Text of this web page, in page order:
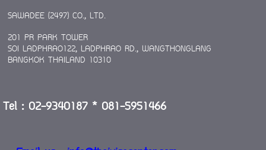
SAWADEE (2497) CO., LTD.
201 PR PARK TOWER
SOI LADPHRAO122, LADPHRAO RD., WANGTHONGLANG
BANGKOK THAILAND 10310
Tel : 02-9340187 * 081-5951466